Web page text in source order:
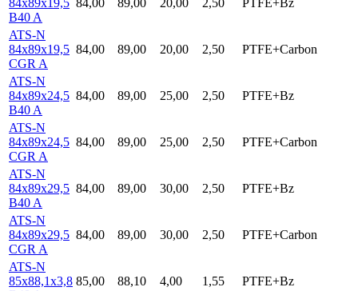
84x89x19,5
B40 A
84,00 89,00 20,00 2,50 PTFE+Bz
ATS-N
84x89x19,5
CGR A
84,00 89,00 20,00 2,50 PTFE+Carbon
ATS-N
84x89x24,5
B40 A
84,00 89,00 25,00 2,50 PTFE+Bz
ATS-N
84x89x24,5
CGR A
84,00 89,00 25,00 2,50 PTFE+Carbon
ATS-N
84x89x29,5
B40 A
84,00 89,00 30,00 2,50 PTFE+Bz
ATS-N
84x89x29,5
CGR A
84,00 89,00 30,00 2,50 PTFE+Carbon
ATS-N
85x88,1x3,8 85,00 88,10 4,00 1,55 PTFE+Bz